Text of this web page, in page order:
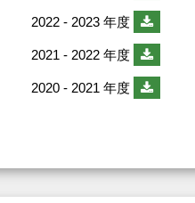
2022 - 2023 年度
2021 - 2022 年度
2020 - 2021 年度